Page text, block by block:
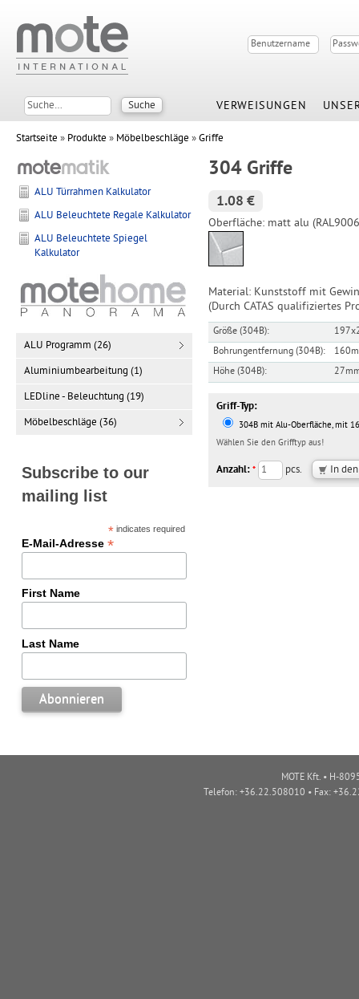
VERWEISUNGEN
Startseite » Produkte » Möbelbeschläge »Griffe
304 Griffe
1.08 €
Oberfläche: matt alu
Material: Kunststoff mit
(Durch CATAS qualifiziertes
Größe (304B):
Bohrungentfernung (304B):
Höhe (304B):
Griff-Typ:
304B mit Alu-Oberfläche, mit
Wählen Sie den Grifftyp aus!
Anzahl: * pcs.
ALU Türrahmen Kalkulator
ALU Beleuchtete Regale Kalkulator
ALU Beleuchtete Spiegel
Kalkulator
ALU Programm (26)
Aluminiumbearbeitung (1)
LEDline - Beleuchtung (19)
Möbelbeschläge (36)
Subscribe to our
mailing list
* indicates required
E-Mail-Adresse *
First Name
Last Name
MOTE Kft. • H-
Telefon: +36.22.508010 • Fax: